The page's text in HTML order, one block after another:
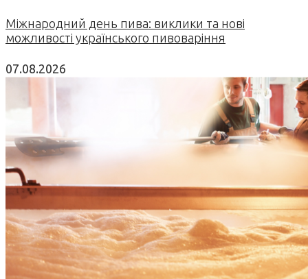
Міжнародний день пива: виклики та нові
можливості українського пивоваріння
07.08.2026